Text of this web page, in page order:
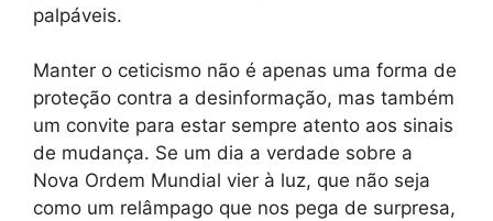
palpáveis.
Manter o ceticismo não é apenas uma forma de
proteção contra a desinformação, mas também
um convite para estar sempre atento aos sinais
de mudança. Se um dia a verdade sobre a
Nova Ordem Mundial vier à luz, que não seja
como um relâmpago que nos pega de surpresa,